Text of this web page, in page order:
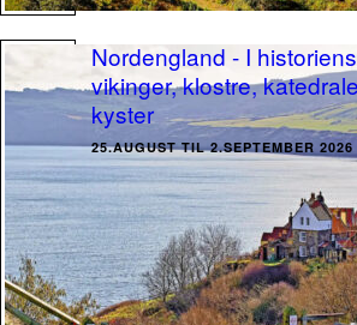
Nordengland - I
vikinger, klostre,
kyster
25.AUGUST TIL 2.SEPTEMBER 2026